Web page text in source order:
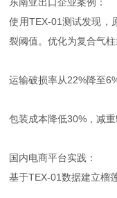
使用TEX-01测试发现，
裂阈值。优化为复合气
运输破损率从22%降至
包装成本降低30%，减重
国内电商平台实践：
基于TEX-01数据建立榴